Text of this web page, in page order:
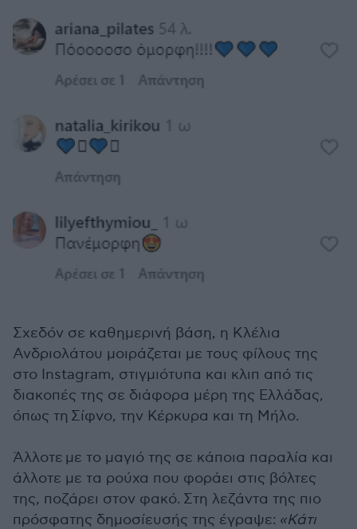
Σχεδόν σε καθημερινή βάση, η Κλέλια
Ανδριολάτου μοιράζεται με τους φίλους της
στο Instagram, στιγμιότυπα και κλιπ από τις
διακοπές της σε διάφορα μέρη της Ελλάδας,
όπως τη Σίφνο, την Κέρκυρα και τη Μήλο.
Άλλοτε με το μαγιό της σε κάποια παραλία και
άλλοτε με τα ρούχα που φοράει στις βόλτες
της, ποζάρει στον φακό. Στη λεζάντα της πιο
πρόσφατης δημοσίευσής της έγραψε: «Κάτι